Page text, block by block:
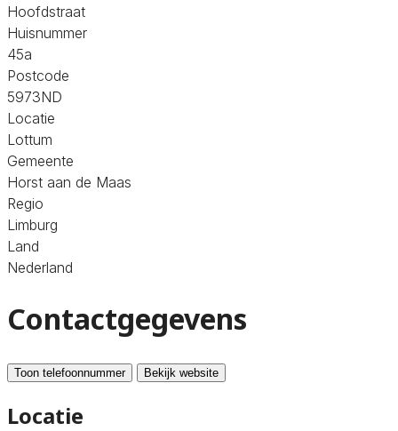
Hoofdstraat
Huisnummer
45a
Postcode
5973ND
Locatie
Lottum
Gemeente
Horst aan de Maas
Regio
Limburg
Land
Nederland
Contactgegevens
Toon telefoonnummer Bekijk website
Locatie